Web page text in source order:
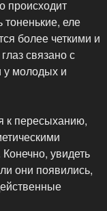
происходит
еле
более четкими и
связано с
у молодых и
к пересыханию,
увидеть
они появились,